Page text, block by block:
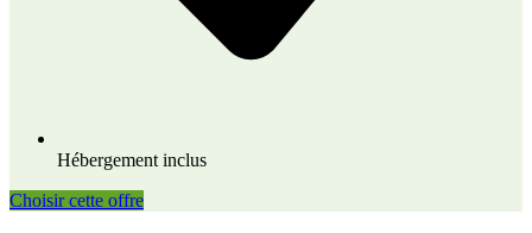
Hébergement inclus
Choisir cette offre